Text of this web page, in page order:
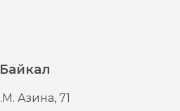
Азина, 71